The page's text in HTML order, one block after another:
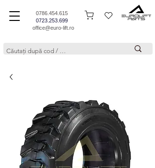
0786.454.615
0723.253.699
office@euro-lift.ro